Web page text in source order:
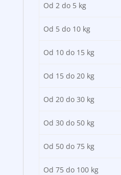
Od 2 do 5 kg
Od 5 do 10 kg
Od 10 do 15 kg
Od 15 do 20 kg
Od 20 do 30 kg
Od 30 do 50 kg
Od 50 do 75 kg
Od 75 do 100 kg